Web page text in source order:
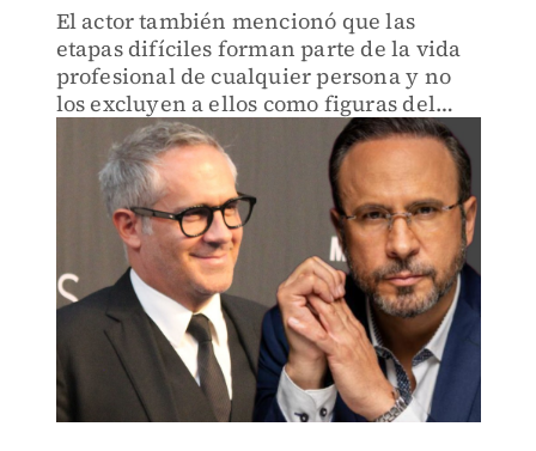
El actor también mencionó que las
etapas difíciles forman parte de la vida
profesional de cualquier persona y no
los excluyen a ellos como figuras del
medio artístico.